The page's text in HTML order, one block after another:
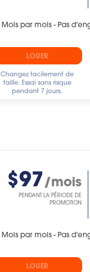
Mois par mois - Pas
LOUER
Changez facilement de
taille. Essai sans risque
pendant 7 jours.
$97/mois
PENDANT LA PÉRIODE DE
PROMOTION
Mois par mois - Pas
LOUER